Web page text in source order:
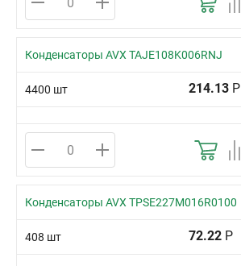
Конденсаторы AVX TAJE108K006RNJ
4400 шт 214.13 Р
Конденсаторы AVX TPSE227M016R0100
408 шт 72.22 Р